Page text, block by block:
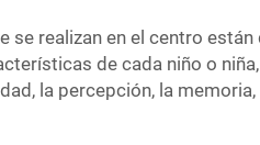
se realizan en el centro
de cada niño o
la percepción, la